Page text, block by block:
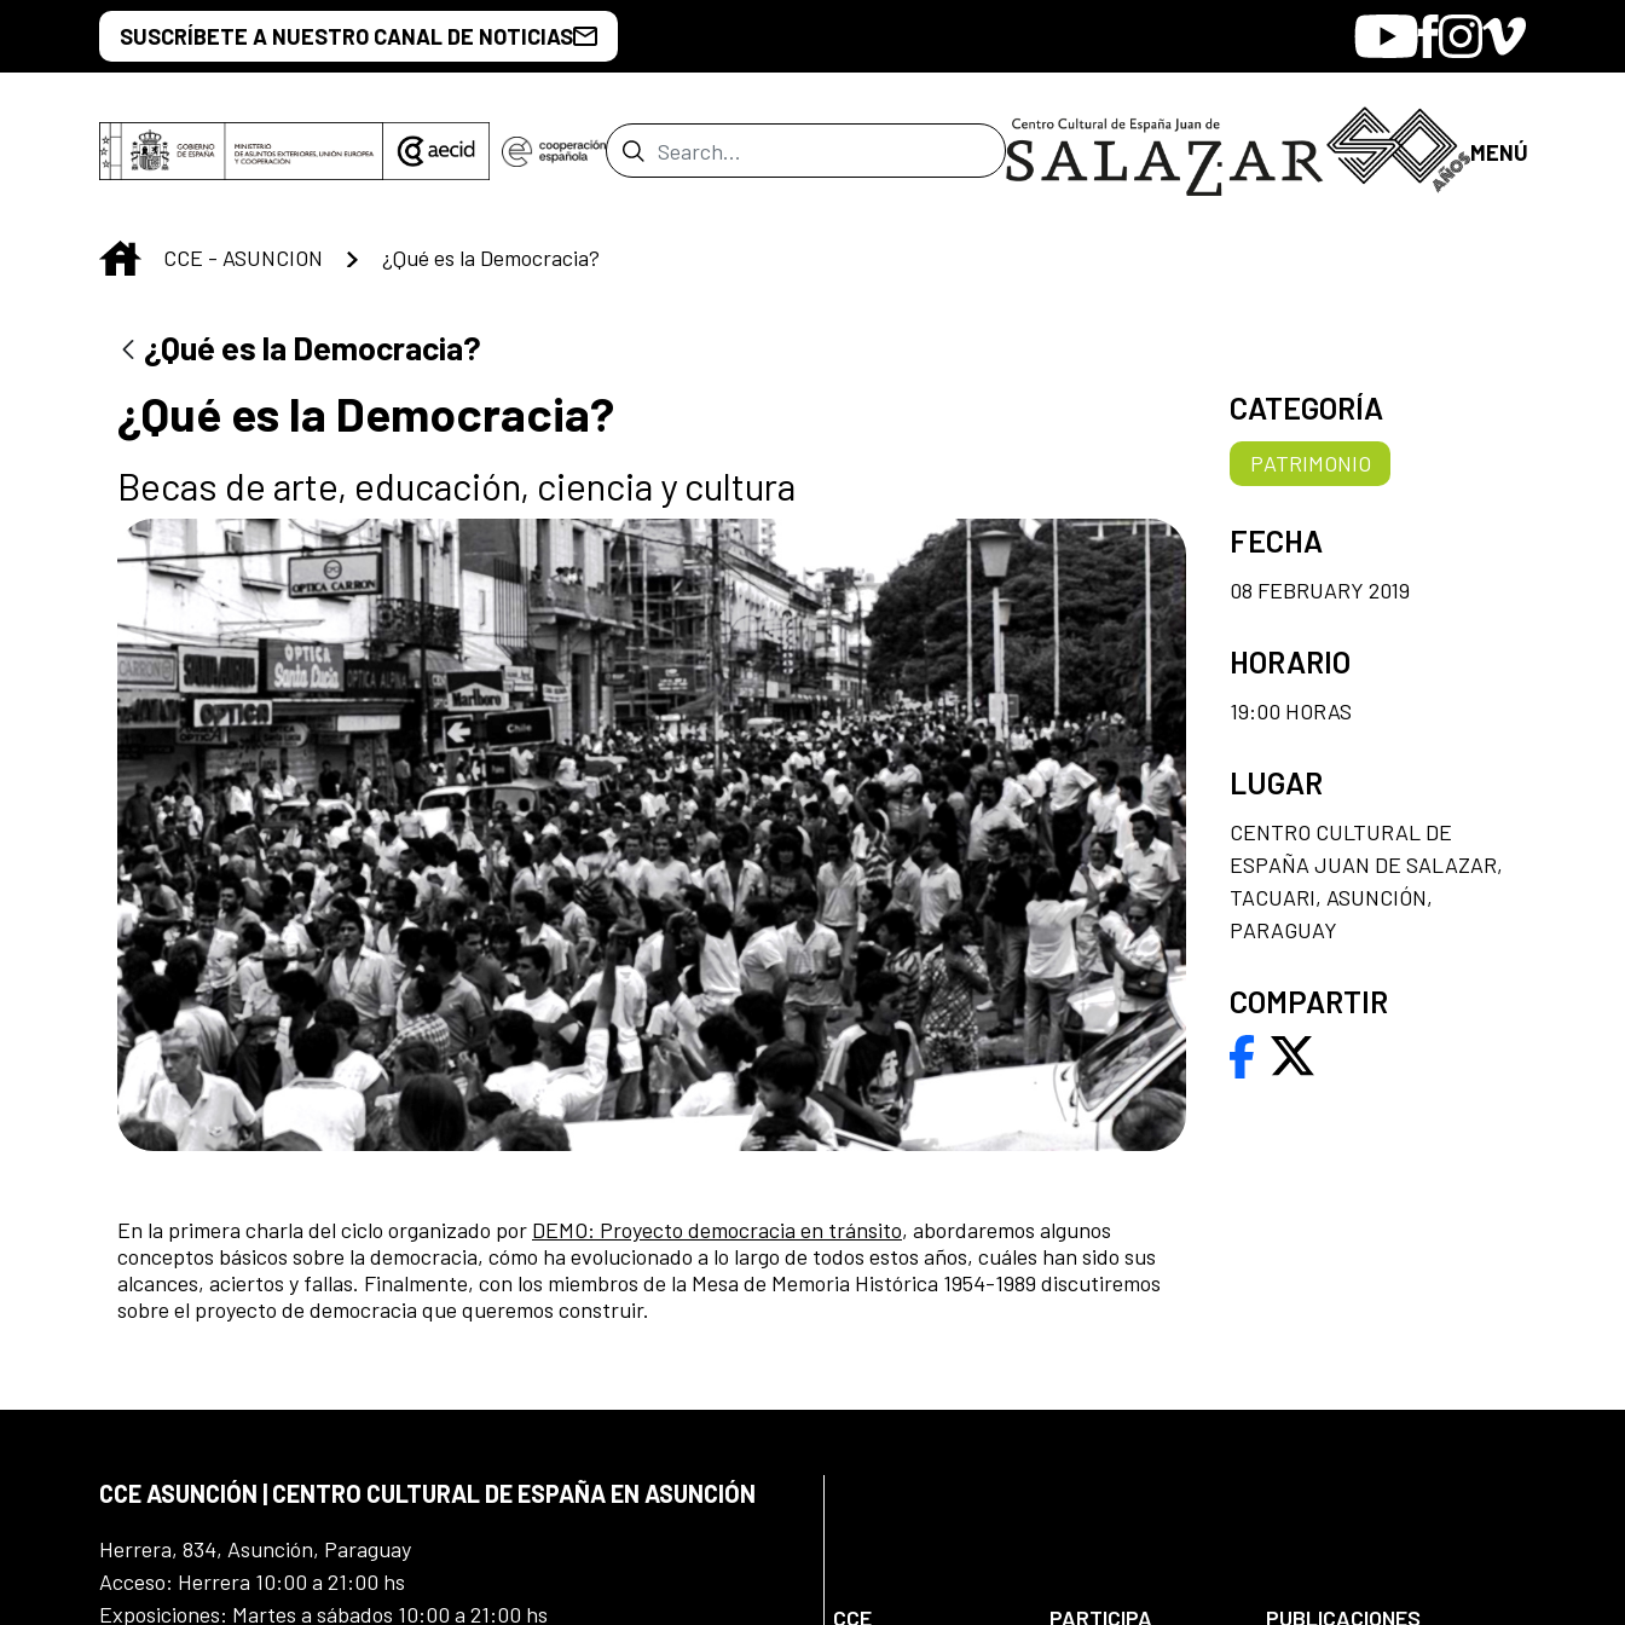
Skip to Main ContentSUSCRÍBETE A NUESTRO CANAL DE NOTICIAS YoutubeFacebook
Instagram
Vimeo
Search Bar MENÚ
INICIO
CCE - ASUNCION ¿Qué es la Democracia?
¿Qué es la Democracia?
¿Qué es la Democracia?
Becas de arte, educación, ciencia y cultura
En la primera charla del ciclo organizado por DEMO: Proyecto democracia en tránsito, abordaremos algunos
conceptos básicos sobre la democracia, cómo ha evolucionado a lo largo de todos estos años, cuáles han sido sus
alcances, aciertos y fallas. Finalmente, con los miembros de la Mesa de Memoria Histórica 1954-1989 discutiremos
sobre el proyecto de democracia que queremos construir.
CATEGORÍA
PATRIMONIO
FECHA
08 FEBRUARY 2019
HORARIO
19:00 HORAS
LUGAR
CENTRO CULTURAL DE
ESPAÑA JUAN DE SALAZAR,
TACUARI, ASUNCIÓN,
PARAGUAY
COMPARTIR
CCE ASUNCIÓN | CENTRO CULTURAL DE ESPAÑA EN ASUNCIÓN
Herrera, 834, Asunción, Paraguay
Acceso: Herrera 10:00 a 21:00 hs
Exposiciones: Martes a sábados 10:00 a 21:00 hs
CCE PARTICIPA PUBLICACIONES